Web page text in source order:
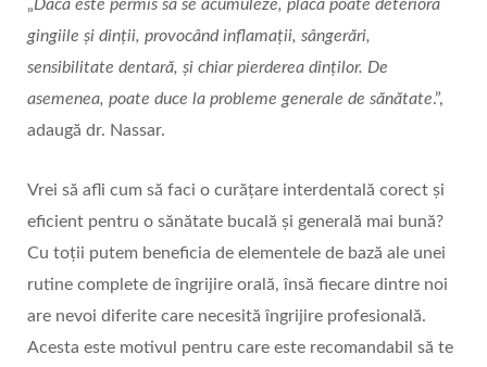
„Dacă este permis să se acumuleze, placa poate deteriora
gingiile și dinții, provocând inflamații, sângerări,
sensibilitate dentară, și chiar pierderea dinților. De
asemenea, poate duce la probleme generale de sănătate.”,
adaugă dr. Nassar.
Vrei să afli cum să faci o curățare interdentală corect și
eficient pentru o sănătate bucală și generală mai bună?
Cu toții putem beneficia de elementele de bază ale unei
rutine complete de îngrijire orală, însă fiecare dintre noi
are nevoi diferite care necesită îngrijire profesională.
Acesta este motivul pentru care este recomandabil să te